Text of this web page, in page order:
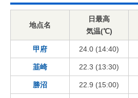
地点名
日最高
気温(℃)
甲府 24.0 (14:40)
韮崎 22.3 (13:30)
勝沼 22.9 (15:00)